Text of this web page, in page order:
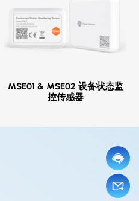
MSE01 & MSE02 设备状态监
控传感器